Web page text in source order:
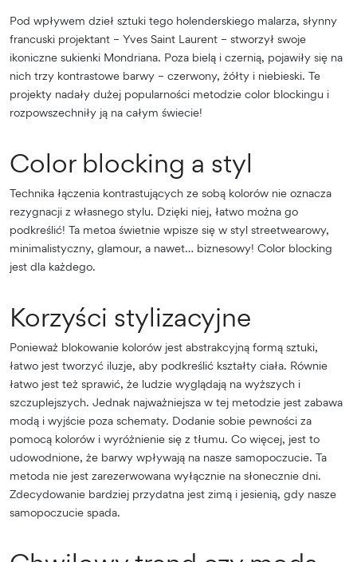
Pod wpływem dzieł sztuki tego holenderskiego malarza, słynny
francuski projektant – Yves Saint Laurent – stworzył swoje
ikoniczne sukienki Mondriana. Poza bielą i czernią, pojawiły się na
nich trzy kontrastowe barwy – czerwony, żółty i niebieski. Te
projekty nadały dużej popularności metodzie color blockingu i
rozpowszechniły ją na całym świecie!
Color blocking a styl
Technika łączenia kontrastujących ze sobą kolorów nie oznacza
rezygnacji z własnego stylu. Dzięki niej, łatwo można go
podkreślić! Ta metoa świetnie wpisze się w styl streetwearowy,
minimalistyczny, glamour, a nawet… biznesowy! Color blocking
jest dla każdego.
Korzyści stylizacyjne
Ponieważ blokowanie kolorów jest abstrakcyjną formą sztuki,
łatwo jest tworzyć iluzje, aby podkreślić kształty ciała. Równie
łatwo jest też sprawić, że ludzie wyglądają na wyższych i
szczuplejszych. Jednak najważniejsza w tej metodzie jest zabawa
modą i wyjście poza schematy. Dodanie sobie pewności za
pomocą kolorów i wyróżnienie się z tłumu. Co więcej, jest to
udowodnione, że barwy wpływają na nasze samopoczucie. Ta
metoda nie jest zarezerwowana wyłącznie na słonecznie dni.
Zdecydowanie bardziej przydatna jest zimą i jesienią, gdy nasze
samopoczucie spada.